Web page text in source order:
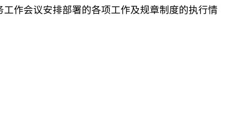
作会议安排部署的各项工作及规章制度的执行情